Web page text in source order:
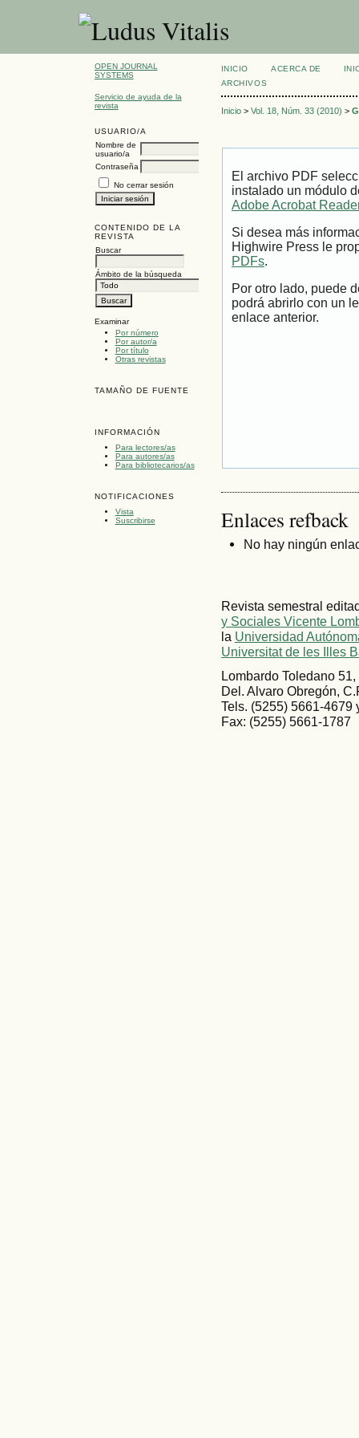
OPEN JOURNAL
SYSTEMS
Servicio de ayuda de la
revista
USUARIO/A
Nombre de
usuario/a
Contraseña
No cerrar sesión
CONTENIDO DE LA
REVISTA
Buscar
Ámbito de la búsqueda
Examinar
Por número
Por autor/a
Por título
Otras revistas
TAMAÑO DE FUENTE
INFORMACIÓN
Para lectores/as
Para autores/as
Para bibliotecarios/as
NOTIFICACIONES
Vista
Suscribirse
INICIO ACERCA DE
ARCHIVOS
Inicio> Vol. 18, Núm. 33 (2010) >
El archivo PDF
instalado un módulo
Adobe Acrobat
Si desea más
Highwire Press le
PDFs.
Por otro lado, puede
podrá abrirlo con un
enlace anterior.
Enlaces refback
No hay ningún
Revista semestral
y Sociales Vicente
la Universidad
Universitat de les Illes
Lombardo Toledano
Del. Alvaro Obregón,
Tels. (5255) 5661-4679
Fax: (5255) 5661-1787